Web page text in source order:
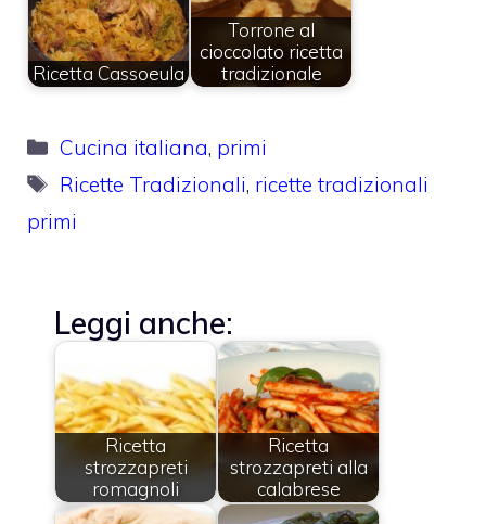
Ricetta Cassoeula
Torrone al
cioccolato ricetta
tradizionale
Categorie
Cucina italiana, primi
Tag
Ricette Tradizionali, ricette tradizionali
primi
Leggi anche:
Ricetta
strozzapreti
romagnoli
Ricetta
strozzapreti alla
calabrese